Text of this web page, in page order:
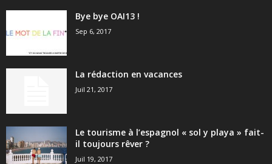
Bye bye OAI13 !
Sep 6, 2017
La rédaction en vacances
Juil 21, 2017
Le tourisme à l’espagnol « sol y playa » fait-
il toujours rêver ?
Juil 19, 2017